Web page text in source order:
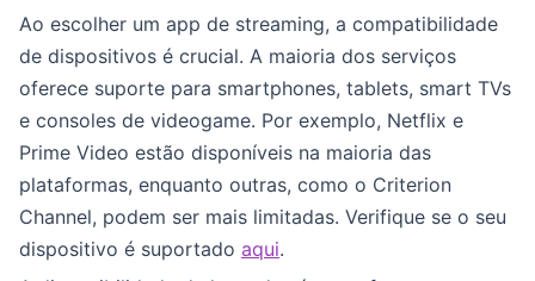
Ao escolher um app de streaming, a compatibilidade
de dispositivos é crucial. A maioria dos serviços
oferece suporte para smartphones, tablets, smart TVs
e consoles de videogame. Por exemplo, Netflix e
Prime Video estão disponíveis na maioria das
plataformas, enquanto outras, como o Criterion
Channel, podem ser mais limitadas. Verifique se o seu
dispositivo é suportado aqui.